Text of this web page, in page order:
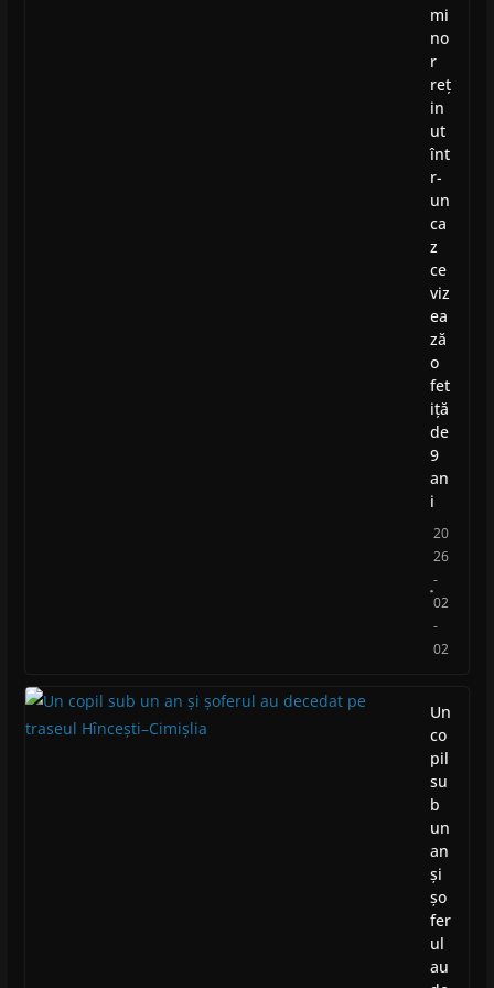
mi
no
r
reț
in
ut
înt
r-
un
ca
z
ce
viz
ea
ză
o
fet
iță
de
9
an
i
20
26
-
02
-
02
Un
co
pil
su
b
un
an
și
șo
fer
ul
au